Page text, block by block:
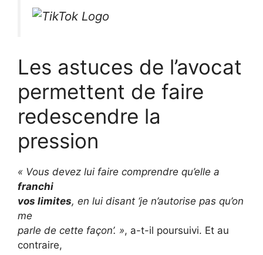
Les astuces de l’avocat
permettent de faire
redescendre la
pression
« Vous devez lui faire comprendre qu’elle a
franchi
vos limites, en lui disant ‘je n’autorise pas qu’on
me
parle de cette façon’. », a-t-il poursuivi. Et au
contraire,